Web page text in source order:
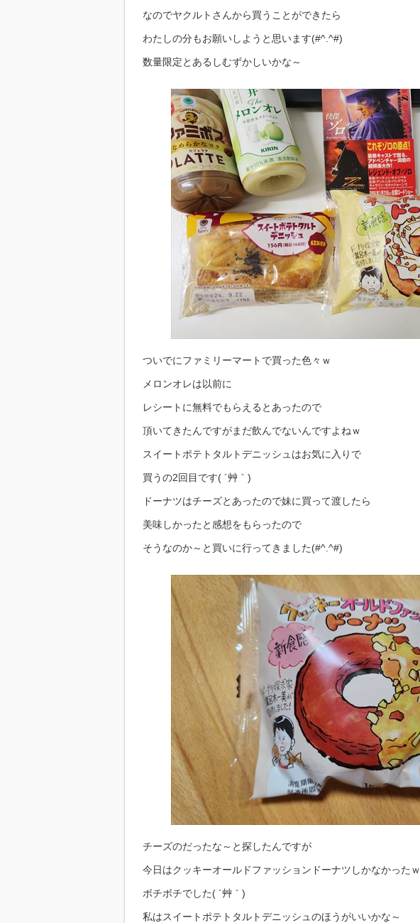
なのでヤクルトさんから買うことができたら
わたしの分もお願いしようと思います(#^.^#)
数量限定とあるしむずかしいかな～
ついでにファミリーマートで買った色々ｗ
メロンオレは以前に
レシートに無料でもらえるとあったので
頂いてきたんですがまだ飲んでないんですよねｗ
スイートポテトタルトデニッシュはお気に入りで
買うの2回目です( ´艸｀)
ドーナツはチーズとあったので妹に買って渡したら
美味しかったと感想をもらったので
そうなのか～と買いに行ってきました(#^.^#)
チーズのだったな～と探したんですが
今日はクッキーオールドファッションドーナツしかなかったｗ
ボチボチでした( ´艸｀)
私はスイートポテトタルトデニッシュのほうがいいかな～